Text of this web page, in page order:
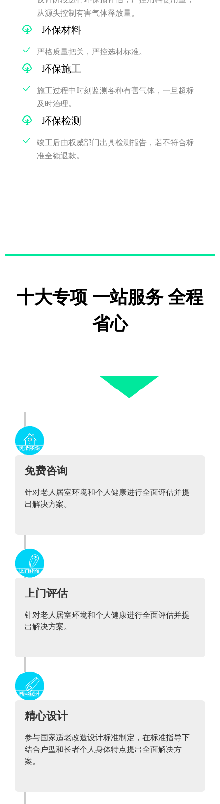
从源头控制有害气体释放量。
环保材料
严格质量把关，严控选材标准。
环保施工
施工过程中时刻监测各种有害气体，一旦超标
及时治理。
环保检测
竣工后由权威部门出具检测报告，若不符合标
准全额退款。
十大专项 一站服务 全程
省心